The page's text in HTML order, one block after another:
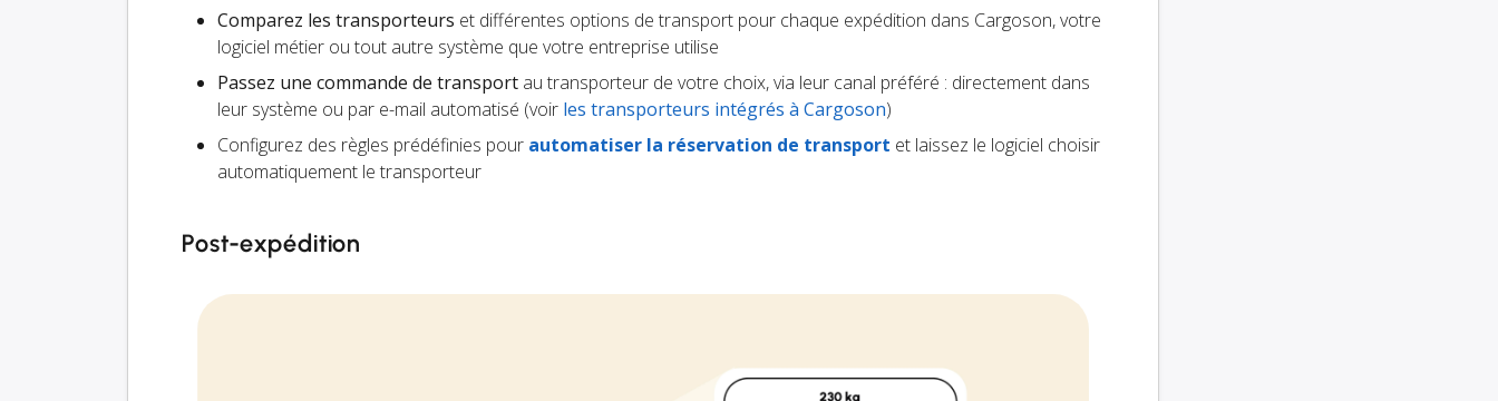
Comparez les transporteurs et différentes options de transport pour chaque expédition dans Cargoson, votre
logiciel métier ou tout autre système que votre entreprise utilise
Passez une commande de transport au transporteur de votre choix, via leur canal préféré : directement dans
leur système ou par e-mail automatisé (voir les transporteurs intégrés à Cargoson)
Configurez des règles prédéfinies pour automatiser la réservation de transport et laissez le logiciel choisir
automatiquement le transporteur
Post-expédition